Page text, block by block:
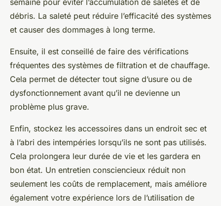
semaine pour éviter l’accumulation de saletés et de
débris. La saleté peut réduire l’efficacité des systèmes
et causer des dommages à long terme.
Ensuite, il est conseillé de faire des vérifications
fréquentes des systèmes de filtration et de chauffage.
Cela permet de détecter tout signe d’usure ou de
dysfonctionnement avant qu’il ne devienne un
problème plus grave.
Enfin, stockez les accessoires dans un endroit sec et
à l’abri des intempéries lorsqu’ils ne sont pas utilisés.
Cela prolongera leur durée de vie et les gardera en
bon état. Un entretien consciencieux réduit non
seulement les coûts de remplacement, mais améliore
également votre expérience lors de l’utilisation de